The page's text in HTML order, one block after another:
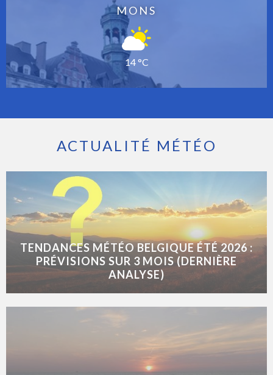
MONS
14 °C
ACTUALITÉ MÉTÉO
TENDANCES MÉTÉO BELGIQUE ÉTÉ 2026 :
PRÉVISIONS SUR 3 MOIS (DERNIÈRE
ANALYSE)